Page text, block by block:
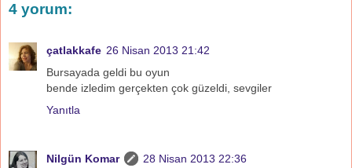
4 yorum:
çatlakkafe 26 Nisan 2013 21:42
Bursayada geldi bu oyun
bende izledim gerçekten çok güzeldi, sevgiler
Yanıtla
Nilgün Komar
28 Nisan 2013 22:36